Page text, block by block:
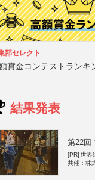
部セレクト
賞金コンテストランキ
結果発表
第22回
[PR] 世界
共催：株